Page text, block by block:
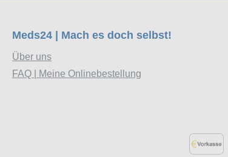
Meds24 | Mach es doch selbst!
Über uns
FAQ | Meine Onlinebestellung